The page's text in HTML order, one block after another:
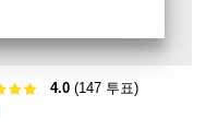
4.0(147 투표)